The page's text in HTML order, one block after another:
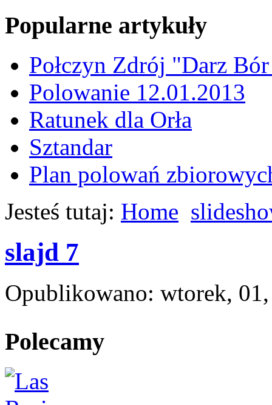
Popularne artykuły
Połczyn Zdrój "Darz
Polowanie 12.01.2013
Ratunek dla Orła
Sztandar
Plan polowań
Jesteś tutaj: Home
slajd 7
Opublikowano: wtorek,
Polecamy